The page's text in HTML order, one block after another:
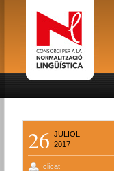
26 JULIOL
2017
clicat